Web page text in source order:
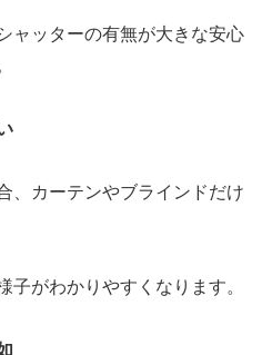
ャッターの有無が大きな安心
、カーテンやブラインドだけ
子がわかりやすくなります。